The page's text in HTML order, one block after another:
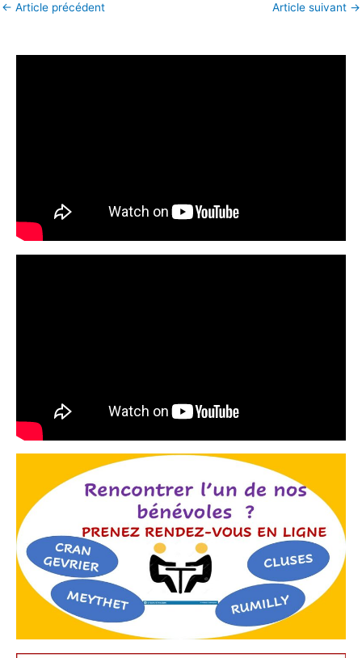
← Article précédent Article suivant →